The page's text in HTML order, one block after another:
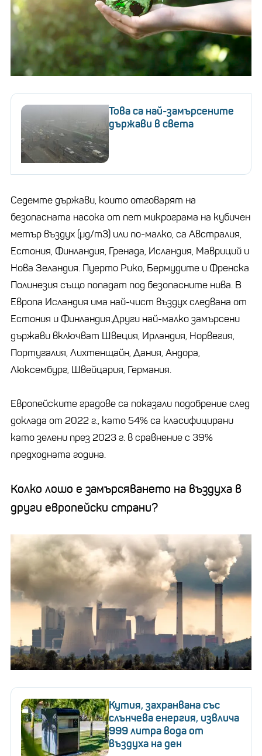
Това са най-замърсените
държави в света
Седемте държави, които отговарят на
безопасната насока от пет микрограма на кубичен
метър въздух (µg/m3) или по-малко, са Австралия,
Естония, Финландия, Гренада, Исландия, Мавриций и
Нова Зеландия. Пуерто Рико, Бермудите и Френска
Полинезия също попадат под безопасните нива. В
Европа Исландия има най-чист въздух следвана от
Естония и Финландия.Други най-малко замърсени
държави включват Швеция, Ирландия, Норвегия,
Португалия, Лихтенщайн, Дания, Андора,
Люксембург, Швейцария, Германия.
Европейските градове са показали подобрение след
доклада от 2022 г., като 54% са класифицирани
като зелени през 2023 г. в сравнение с 39%
предходната година.
Колко лошо е замърсяването на въздуха в
други европейски страни?
Кутия, захранвана със
слънчева енергия, извлича
999 литра вода от
въздуха на ден